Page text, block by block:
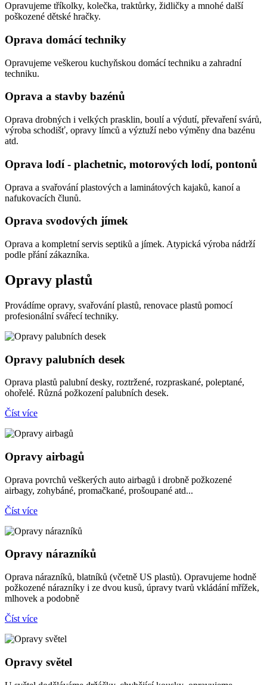
Opravujeme tříkolky, kolečka, traktůrky, židličky a mnohé další
poškozené dětské hračky.
Oprava domácí techniky
Opravujeme veškerou kuchyňskou domácí techniku a zahradní
techniku.
Oprava a stavby bazénů
Oprava drobných i velkých prasklin, boulí a výdutí, převaření svárů,
výroba schodišť, opravy límců a výztuží nebo výměny dna bazénu
atd.
Oprava lodí - plachetnic, motorových lodí, pontonů
Oprava a svařování plastových a laminátových kajaků, kanoí a
nafukovacích člunů.
Oprava svodových jímek
Oprava a kompletní servis septiků a jímek. Atypická výroba nádrží
podle přání zákazníka.
Opravy plastů
Provádíme opravy, svařování plastů, renovace plastů pomocí
profesionální svářecí techniky.
Opravy palubních desek
Oprava plastů palubní desky, roztržené, rozpraskané, poleptané,
ohořelé. Různá požkození palubních desek.
Číst více
Opravy airbagů
Oprava povrchů veškerých auto airbagů i drobně požkozené
airbagy, zohybáné, promačkané, prošoupané atd...
Číst více
Opravy nárazníků
Oprava nárazníků, blatníků (včetně US plastů). Opravujeme hodně
požkozené nárazníky i ze dvou kusů, úpravy tvarů vkládání mřížek,
mlhovek a podobně
Číst více
Opravy světel